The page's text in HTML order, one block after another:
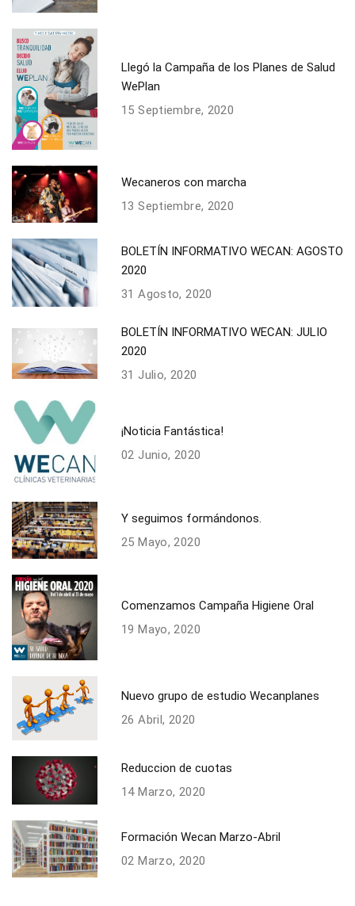
Llegó la Campaña de los Planes de Salud
WePlan
15 Septiembre, 2020
Wecaneros con marcha
13 Septiembre, 2020
BOLETÍN INFORMATIVO WECAN: AGOSTO
2020
31 Agosto, 2020
BOLETÍN INFORMATIVO WECAN: JULIO
2020
31 Julio, 2020
¡Noticia Fantástica!
02 Junio, 2020
Y seguimos formándonos.
25 Mayo, 2020
Comenzamos Campaña Higiene Oral
19 Mayo, 2020
Nuevo grupo de estudio Wecanplanes
26 Abril, 2020
Reduccion de cuotas
14 Marzo, 2020
Formación Wecan Marzo-Abril
02 Marzo, 2020